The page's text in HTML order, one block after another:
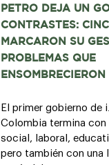
PETRO DEJA UN
CONTRASTES:
MARCARON SU
PROBLEMAS QUE
El primer gobierno de
Colombia termina con
social, laboral,
pero también con una